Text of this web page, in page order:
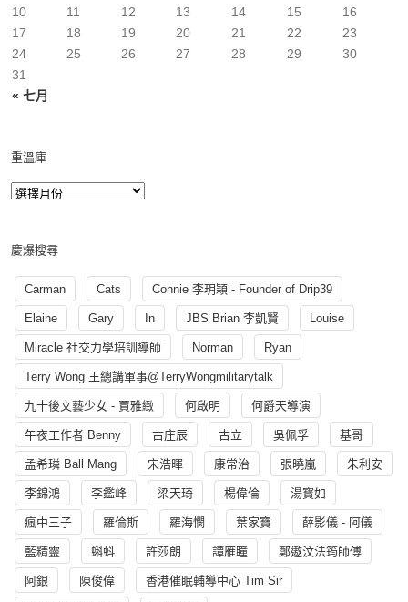
« 七月
10
11 12 13 14 15
16
17
18 19 20 21 22
23
24
25 26 27 28 29
30
31
重溫庫
慶爆搜尋
Carman Cats Connie 李玥穎 - Founder of Drip39
Elaine Gary In JBS Brian 李凱賢 Louise
Miracle 社交力學培訓導師 Norman Ryan
Terry Wong 王總講軍事@TerryWongmilitarytalk
九十後文藝少女 - 賈雅緻 何啟明 何爵天導演
午夜工作者 Benny 古庄辰 古立 吳佩孚 基哥
孟希璘 Ball Mang 宋浩暉 康常治 張曉嵐 朱利安
李錦鴻 李鑑峰 梁天琦 楊偉倫 湯寳如
瘋中三子 羅倫斯 羅海憫 葉家寶 薛影儀 - 阿儀
藍精靈 蝌蚪 許莎朗 譚雁瞳 鄭遨汶法筠師傅
阿銀 陳俊偉 香港催眠輔導中心 Tim Sir